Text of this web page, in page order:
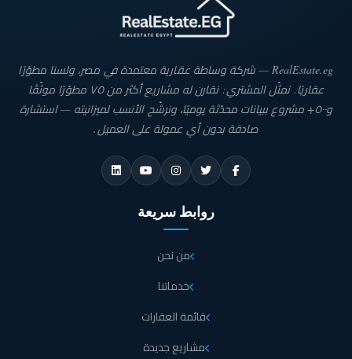
مساحات كمبوند كيز 52 التجمع الخامس
يقدم كمبوند كيز 52 القاهرة الجديدة مجموعة متنوعة من المساحات السكنية التي تلبي
وصولاً إلى المساحات الواسعة التي تناسب العائلات الكبيرة،مما يتيح خيارات متعددة
تناسب جميع الأذواق والاحتياجات، وتأتي مساحة الوحدات في كمبوند كيز 52 التجمع
الخامس على النحو التالي:
الخامس من 126 متر مربع.
الجديدة تتراوح من 195 متر مربع وصولاً إلى 212 متر مربع.
تتميز المساحات الداخلية بتصميماتها المدروسة التي تضمن الاستفادة القصوى من كل
تخصيص مساحات خضراء وحدائق داخلية واسعة بين الوحدات لخلق بيئة صحية
RealEstate.eg — شركة وساطة عقارية معتمدة في مصر، ولسنا مطوّرًا
عقاريًا. نمثّل المشتري: نقارن له مشاريع أكثر من ٧٥ مطوّرًا موثّقًا
و٥٠٠+ مشروع ببيانات محدّثة يوميًا، ونرشّح الأنسب لميزانيته — استشارة
صادقة بدون أي عمولة على العميل.
روابط سريعة
من نحن
خدماتنا
قائمة العقارات
مشاريع جديدة